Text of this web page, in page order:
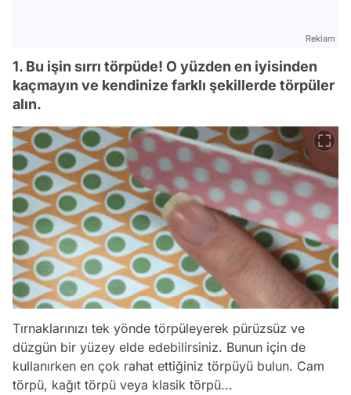
Reklam
1. Bu işin sırrı törpüde! O yüzden en iyisinden
kaçmayın ve kendinize farklı şekillerde törpüler
alın.
Tırnaklarınızı tek yönde törpüleyerek pürüzsüz ve
düzgün bir yüzey elde edebilirsiniz. Bunun için de
kullanırken en çok rahat ettiğiniz törpüyü bulun. Cam
törpü, kağıt törpü veya klasik törpü...